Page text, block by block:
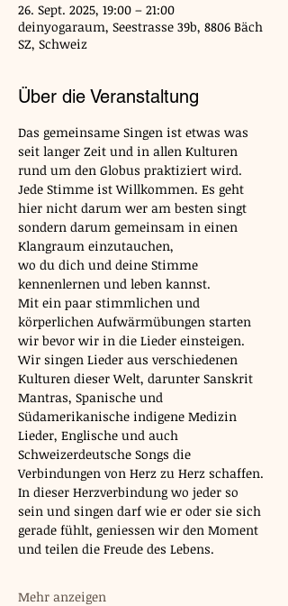
26. Sept. 2025, 19:00 – 21:00
deinyogaraum, Seestrasse 39b, 8806 Bäch
SZ, Schweiz
Über die Veranstaltung
Das gemeinsame Singen ist etwas was
seit langer Zeit und in allen Kulturen
rund um den Globus praktiziert wird.
Jede Stimme ist Willkommen. Es geht
hier nicht darum wer am besten singt
sondern darum gemeinsam in einen
Klangraum einzutauchen,
wo du dich und deine Stimme
kennenlernen und leben kannst.
Mit ein paar stimmlichen und
körperlichen Aufwärmübungen starten
wir bevor wir in die Lieder einsteigen.
Wir singen Lieder aus verschiedenen
Kulturen dieser Welt, darunter Sanskrit
Mantras, Spanische und
Südamerikanische indigene Medizin
Lieder, Englische und auch
Schweizerdeutsche Songs die
Verbindungen von Herz zu Herz schaffen.
In dieser Herzverbindung wo jeder so
sein und singen darf wie er oder sie sich
gerade fühlt, geniessen wir den Moment
und teilen die Freude des Lebens.
Mehr anzeigen